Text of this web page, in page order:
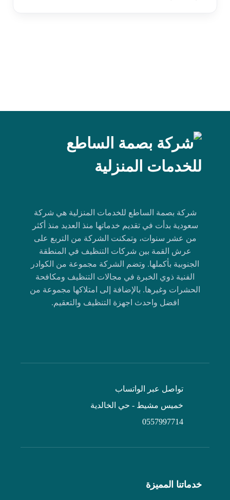
شركة بصمة الساطع للخدمات المنزلية هي شركة
سعودية بدأت في تقديم خدماتها منذ العديد منذ أكثر
من عشر سنوات، وتمكنت الشركة من التربع على
عرش القمة بين شركات التنظيف في المنطقة
الجنوبية بأكملها. وتضم الشركة مجموعة من الكوادر
الفنية ذوي الخبرة في مجالات التنظيف ومكافحة
الحشرات وغيرها. بالإضافة إلى امتلاكها مجموعة من
افضل واحدث اجهزة التنظيف والتعقيم.
تواصل عبر الواتساب
خميس مشيط - حي الخالدية
0557997714
خدماتنا المميزة